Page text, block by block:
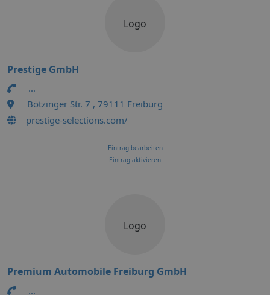
Logo
Prestige GmbH
...
Bötzinger Str. 7 , 79111 Freiburg
prestige-selections.com/
Eintrag bearbeiten
Eintrag aktivieren
Logo
Premium Automobile Freiburg GmbH
...